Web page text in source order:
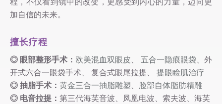
加自信的未来。
擅长疗程
◎ 眼部整形手术： 欧美混血双眼皮、 五合一隐痕眼袋、外
开式六合一眼袋手术、 复合式眼尾拉提、 提眼睑肌治疗
◎ 抽脂手术： 黄金三合一抽脂雕塑、 脸部自体脂肪精雕
◎ 电音拉提： 第三代海芙音波、凤凰电波、索夫波、海芙